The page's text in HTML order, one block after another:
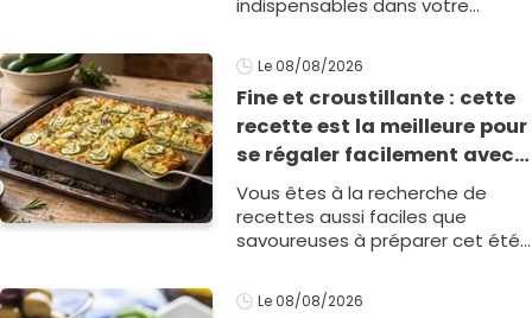
indispensables dans votre
découvre une intolérance au
gluten, tout change&helli1
Le 08/08/2026
Fine et croustillante : cette
recette est la meilleure pour
se régaler facilement avec
des courgettes en été
Vous êtes à la recherche de
recettes aussi faciles que
savoureuses à préparer cet été
série de préparations &agr1
Le 08/08/2026